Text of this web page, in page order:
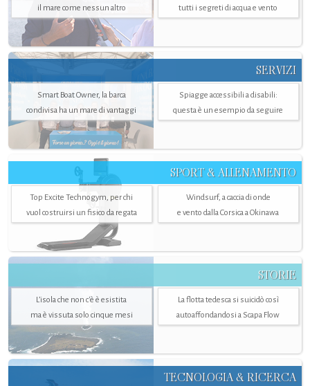
il mare come nessun altro
tutti i segreti di acqua e vento
SERVIZI
Smart Boat Owner, la barca
condivisa ha un mare di vantaggi
Spiagge accessibili a disabili:
questa è un esempio da seguire
SPORT & ALLENAMENTO
Top Excite Technogym, per chi
vuol costruirsi un fisico da regata
Windsurf, a caccia di onde
e vento dalla Corsica a Okinawa
STORIE
L’isola che non c'è è esistita
ma è vissuta solo cinque mesi
La flotta tedesca si suicidò così
autoaffondandosi a Scapa Flow
TECNOLOGIA & RICERCA